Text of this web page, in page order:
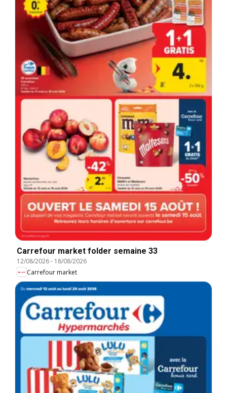
Carrefour market folder semaine 33
12/08/2026- 18/08/2026
Carrefour market